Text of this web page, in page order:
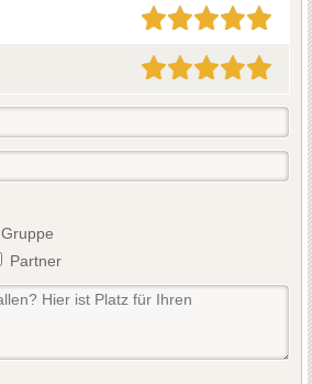
Gruppe
Partner